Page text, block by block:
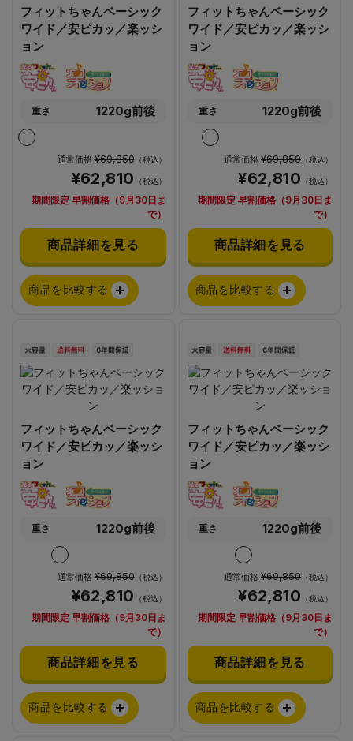
フィットちゃんベーシック
ワイド／安ピカッ／楽ッシ
ョン
重さ 1220g前後
通常価格¥69,850（税込）
¥62,810 （税込）
期間限定 早割価格（9月30日ま
で）
商品詳細を見る
商品を比較する
フィットちゃんベーシック
ワイド／安ピカッ／楽ッシ
ョン
重さ 1220g前後
通常価格 ¥69,850 （税込）
¥62,810 （税込）
期間限定 早割価格（9月30日ま
で）
商品詳細を見る
商品を比較する
フィットちゃんベーシック
ワイド／安ピカッ／楽ッシ
ョン
重さ 1220g前後
通常価格¥69,850（税込）
¥62,810 （税込）
期間限定 早割価格（9月30日ま
で）
商品詳細を見る
商品を比較する
フィットちゃんベーシック
ワイド／安ピカッ／楽ッシ
ョン
重さ 1220g前後
通常価格 ¥69,850 （税込）
¥62,810 （税込）
期間限定 早割価格（9月30日ま
で）
商品詳細を見る
商品を比較する